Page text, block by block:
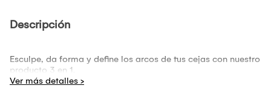
Descripción
Esculpe, da forma y define los arcos de tus cejas con nuestro
producto 3 en 1.